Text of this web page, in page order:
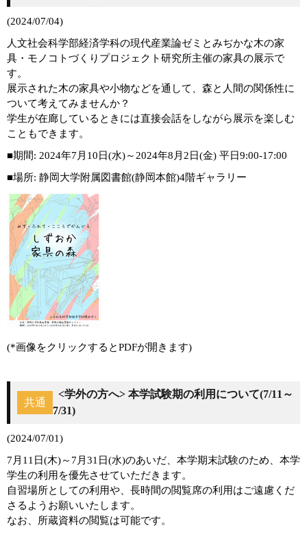
(2024/07/04)
人文社会科学部経済学科の現代産業論ゼミとみぢかな木の家
具・モノコトづくりプロジェクト研究所主催の家具の展示で
す。
展示された木の家具や小物などを通して、森と人間の関係性に
ついて考えてみませんか？
学生が在廊しているときには直接会話をしながら展示を楽しむ
こともできます。
■期間: 2024年7月10日(水)～2024年8月2日(金) 平日9:00-17:00
■場所: 静岡大学附属図書館(静岡本館)4階ギャラリー
(*画像をクリックするとPDFが開きます)
共通
<学外の方へ> 本学試験期の利用について(7/11～
7/31)
(2024/07/01)
7月11日(木)～7月31日(水)のあいだ、本学期末試験のため、本学
学生の利用を優先させていただきます。
自習場所としての利用や、長時間の閲覧席の利用はご遠慮くだ
さるようお願いいたします。
なお、所蔵資料の閲覧は可能です。